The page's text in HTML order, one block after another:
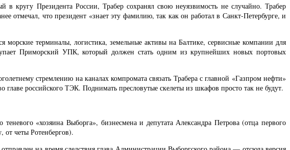
Президента России, Трабер сохранял свою неуязвимость не случайно. Трабер
отмечал, что президент «знает эту фамилию, так как он работал в Санкт-Петербурге, и
морские терминалы, логистика, земельные активы на Балтике, сервисные компании для
Приморский УПК, который должен стать одним из крупнейших новых портовых
стремлению на каналах компромата связать Трабера с главной «Газпром нефти»
российского ТЭК. Поднимать пресловутые скелеты из шкафов просто так не будут.
«хозяина Выборга», бизнесмена и депутата Александра Петрова (отца первого
четы Ротенбергов).